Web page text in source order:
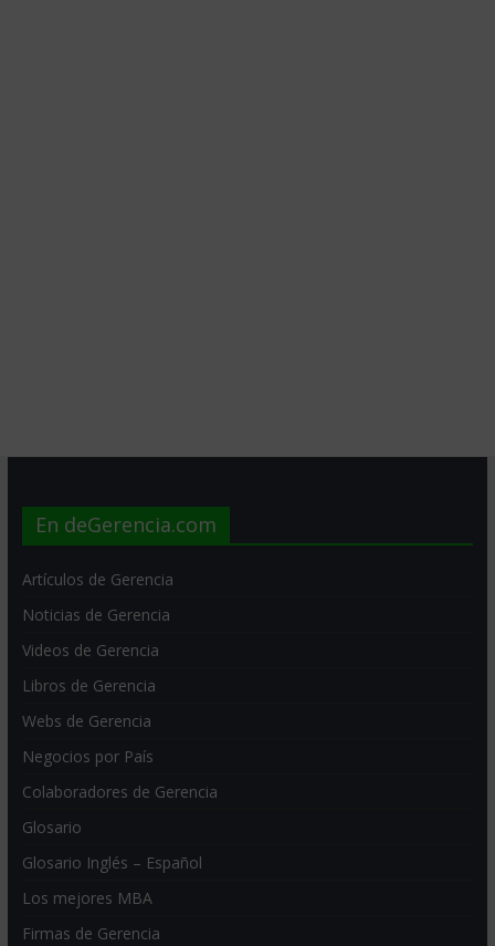
En deGerencia.com
Artículos de Gerencia
Noticias de Gerencia
Videos de Gerencia
Libros de Gerencia
Webs de Gerencia
Negocios por País
Colaboradores de Gerencia
Glosario
Glosario Inglés – Español
Los mejores MBA
Firmas de Gerencia